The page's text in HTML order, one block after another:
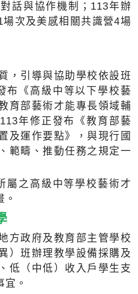
話與協作機制；113年辦
次及美感相關共識營4場
，引導與協助學校依設班
布《高級中等以下學校藝
育部藝術才能專長領域輔
年修正發布《教育部藝
及運作要點》，與現行國
範疇、推動任務之規定一
屬之高級中等學校藝術才
方政府及教育部主管學校
）班辦理教學設備採購及
低（中低）收入戶學生支
。